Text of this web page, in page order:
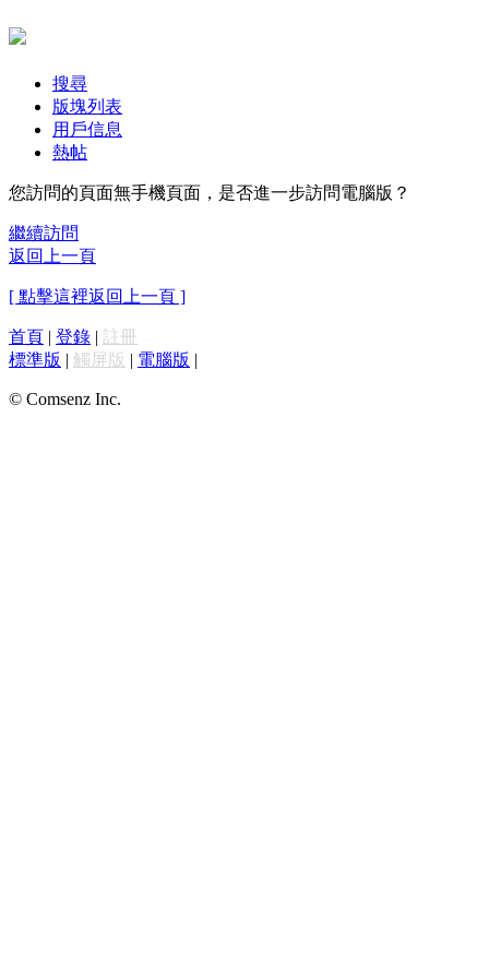
搜尋
版塊列表
用戶信息
熱帖
您訪問的頁面無手機頁面，是否進一步訪問電腦版？
繼續訪問
返回上一頁
[ 點擊這裡返回上一頁 ]
首頁 | 登錄 | 註冊
標準版 | 觸屏版 | 電腦版 |
© Comsenz Inc.